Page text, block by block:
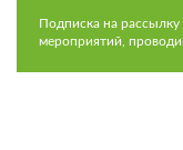
Подписка на
мероприятий,